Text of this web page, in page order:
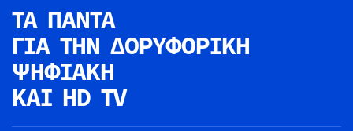
ΤΑ ΠΑΝΤΑ
ΓΙΑ ΤΗΝ ΔΟΡΥΦΟΡΙΚΗ
ΨΗΦΙΑΚΗ
ΚΑΙ HD TV